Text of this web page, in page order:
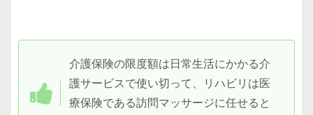
介護保険の限度額は日常生活にかかる介
護サービスで使い切って、リハビリは医
療保険である訪問マッサージに任せると